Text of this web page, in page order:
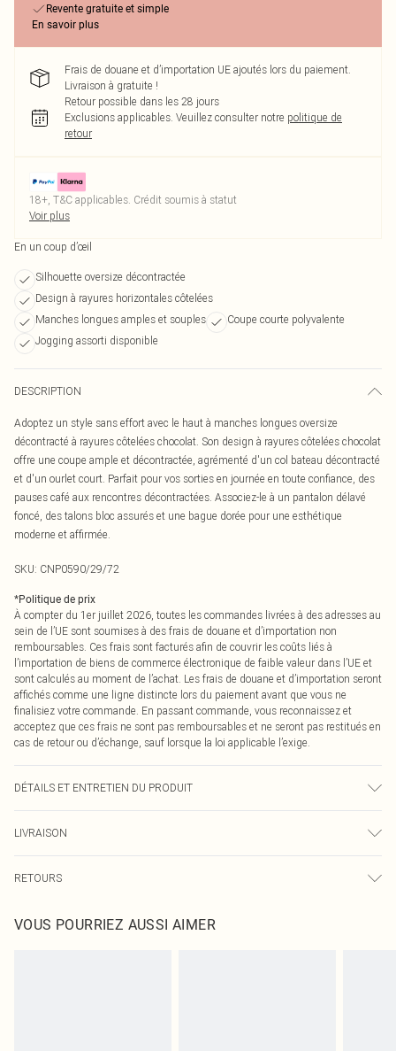
Revente gratuite et simple
En savoir plus
Frais de douane et d’importation UE ajoutés lors du paiement.
Livraison à gratuite !
Retour possible dans les 28 jours
Exclusions applicables. Veuillez consulter notre politique de
retour
18+, T&C applicables. Crédit soumis à statut
Voir plus
En un coup d’œil
Silhouette oversize décontractée
Design à rayures horizontales côtelées
Manches longues amples et souples
Coupe courte polyvalente
Jogging assorti disponible
DESCRIPTION
Adoptez un style sans effort avec le haut à manches longues oversize
décontracté à rayures côtelées chocolat. Son design à rayures côtelées chocolat
offre une coupe ample et décontractée, agrémenté d'un col bateau décontracté
et d'un ourlet court. Parfait pour vos sorties en journée en toute confiance, des
pauses café aux rencontres décontractées. Associez-le à un pantalon délavé
foncé, des talons bloc assurés et une bague dorée pour une esthétique
moderne et affirmée.
SKU: CNP0590/29/72
*Politique de prix
À compter du 1er juillet 2026, toutes les commandes livrées à des adresses au
sein de l’UE sont soumises à des frais de douane et d’importation non
remboursables. Ces frais sont facturés afin de couvrir les coûts liés à
l’importation de biens de commerce électronique de faible valeur dans l’UE et
sont calculés au moment de l’achat. Les frais de douane et d’importation seront
affichés comme une ligne distincte lors du paiement avant que vous ne
finalisiez votre commande. En passant commande, vous reconnaissez et
acceptez que ces frais ne sont pas remboursables et ne seront pas restitués en
cas de retour ou d’échange, sauf lorsque la loi applicable l’exige.
DÉTAILS ET ENTRETIEN DU PRODUIT
couleur peut déteindre.
LIVRAISON
Livraison express France
Jusqu'à 2-3 jours ouvrables
RETOURS
pour nous retourner un article.
VOUS POURRIEZ AUSSI AIMER